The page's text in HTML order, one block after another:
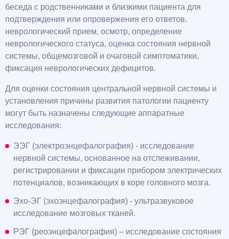
беседа с родственниками и близкими пациента для
подтверждения или опровержения его ответов.
неврологический прием, осмотр, определение
неврологического статуса, оценка состояния нервной
системы, общемозговой и очаговой симптоматики,
фиксация неврологических дефицитов.
Для оценки состояния центральной нервной системы и
установления причины развития патологии пациенту
могут быть назначены следующие аппаратные
исследования:
ЭЭГ (электроэнцефалография) - исследование
нервной системы, основанное на отслеживании,
регистрировании и фиксации прибором электрических
потенциалов, возникающих в коре головного мозга.
Эхо-ЭГ (эхоэнцефалография) - ультразвуковое
исследование мозговых тканей.
РЭГ (реоэнцефалография) – исследование состояния